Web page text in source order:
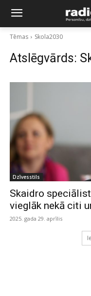
Tēmas Skola2030
Atslēgvārds:
Dzīvesstils
Skaidro
vieglāk nekā citi
2025. gada 29. aprīlis